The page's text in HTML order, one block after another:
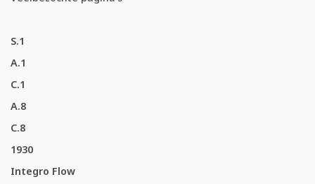
S.1
A.1
C.1
A.8
C.8
1930
Integro Flow